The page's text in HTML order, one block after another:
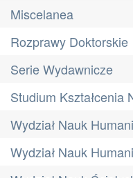
Miscelanea
Rozprawy Doktorskie
Serie Wydawnicze
Studium Kształcenia
Wydział Nauk
Wydział Nauk